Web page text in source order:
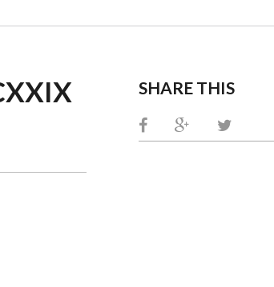
SHARE THIS